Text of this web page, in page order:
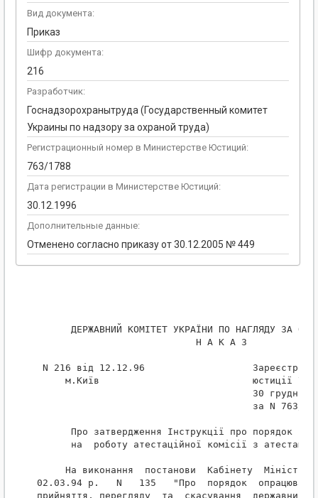
Вид документа:
Приказ
Шифр документа:
216
Разработчик:
Госнадзорохранытруда (Государственный комитет
Украины по надзору за охраной труда)
Регистрационный номер в Министерстве Юстиций:
763/1788
Дата регистрации в Министерстве Юстиций:
30.12.1996
Дополнительные данные:
Отменено согласно приказу от 30.12.2005 № 449